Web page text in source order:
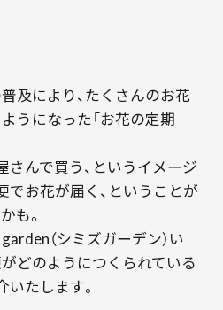
及により、たくさんのお花
うになった「お花の定期
さんで買う、というイメージ
でお花が届く、ということが
も。
（シミズガーデン）い
どのようにつくられている
いたします。